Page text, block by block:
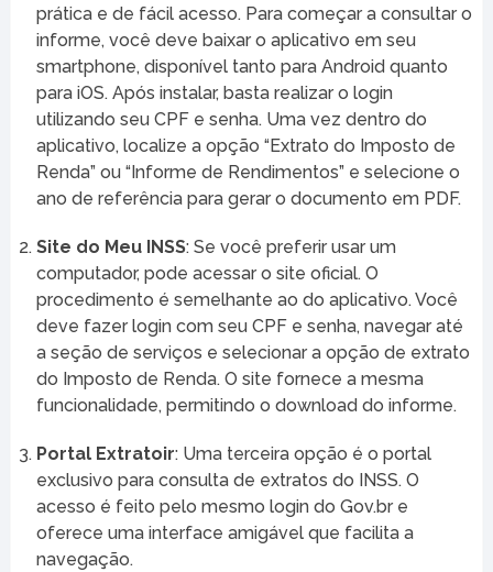
prática e de fácil acesso. Para começar a consultar o
informe, você deve baixar o aplicativo em seu
smartphone, disponível tanto para Android quanto
para iOS. Após instalar, basta realizar o login
utilizando seu CPF e senha. Uma vez dentro do
aplicativo, localize a opção “Extrato do Imposto de
Renda” ou “Informe de Rendimentos” e selecione o
ano de referência para gerar o documento em PDF.
Site do Meu INSS: Se você preferir usar um
computador, pode acessar o site oficial. O
procedimento é semelhante ao do aplicativo. Você
deve fazer login com seu CPF e senha, navegar até
a seção de serviços e selecionar a opção de extrato
do Imposto de Renda. O site fornece a mesma
funcionalidade, permitindo o download do informe.
Portal Extratoir: Uma terceira opção é o portal
exclusivo para consulta de extratos do INSS. O
acesso é feito pelo mesmo login do Gov.br e
oferece uma interface amigável que facilita a
navegação.